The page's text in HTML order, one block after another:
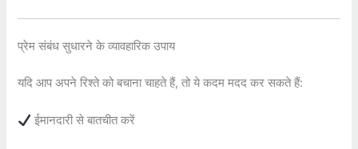
प्रेम संबंध सुधारने के व्यावहारिक उपाय
यदि आप अपने रिश्ते को बचाना चाहते हैं, तो ये कदम मदद कर सकते हैं:
ईमानदारी से बातचीत करें